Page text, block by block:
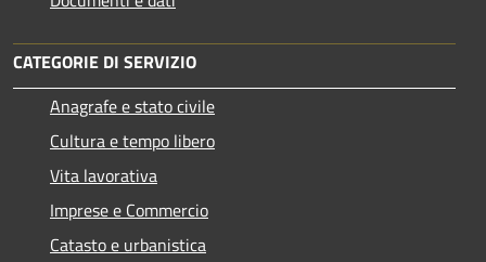
CATEGORIE DI SERVIZIO
Anagrafe e stato civile
Cultura e tempo libero
Vita lavorativa
Imprese e Commercio
Catasto e urbanistica